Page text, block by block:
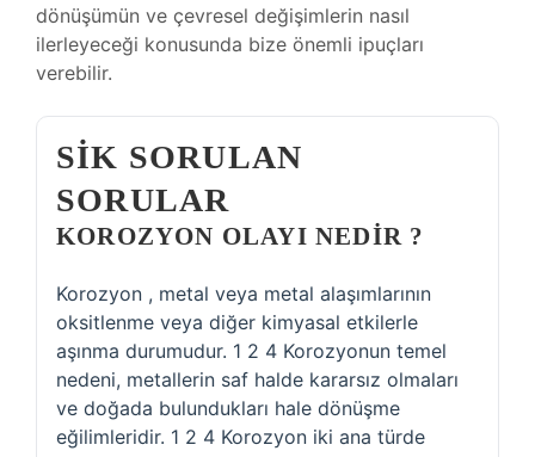
dönüşümün ve çevresel değişimlerin nasıl
ilerleyeceği konusunda bize önemli ipuçları
verebilir.
SIK SORULAN
SORULAR
KOROZYON OLAYI NEDIR ?
Korozyon , metal veya metal alaşımlarının
oksitlenme veya diğer kimyasal etkilerle
aşınma durumudur. 1 2 4 Korozyonun temel
nedeni, metallerin saf halde kararsız olmaları
ve doğada bulundukları hale dönüşme
eğilimleridir. 1 2 4 Korozyon iki ana türde